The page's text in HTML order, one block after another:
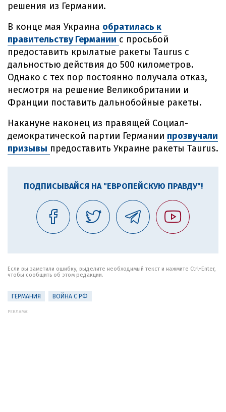
решения из Германии.
В конце мая Украина обратилась к
правительству Германии с просьбой
предоставить крылатые ракеты Taurus с
дальностью действия до 500 километров.
Однако с тех пор постоянно получала отказ,
несмотря на решение Великобритании и
Франции поставить дальнобойные ракеты.
Накануне наконец из правящей Социал-
демократической партии Германии прозвучали
призывы предоставить Украине ракеты Taurus.
ПОДПИСЫВАЙСЯ НА "ЕВРОПЕЙСКУЮ ПРАВДУ"!
Если вы заметили ошибку, выделите необходимый текст и нажмите Ctrl+Enter,
чтобы сообщить об этом редакции.
ГЕРМАНИЯ ВОЙНА С РФ
РЕКЛАМА: